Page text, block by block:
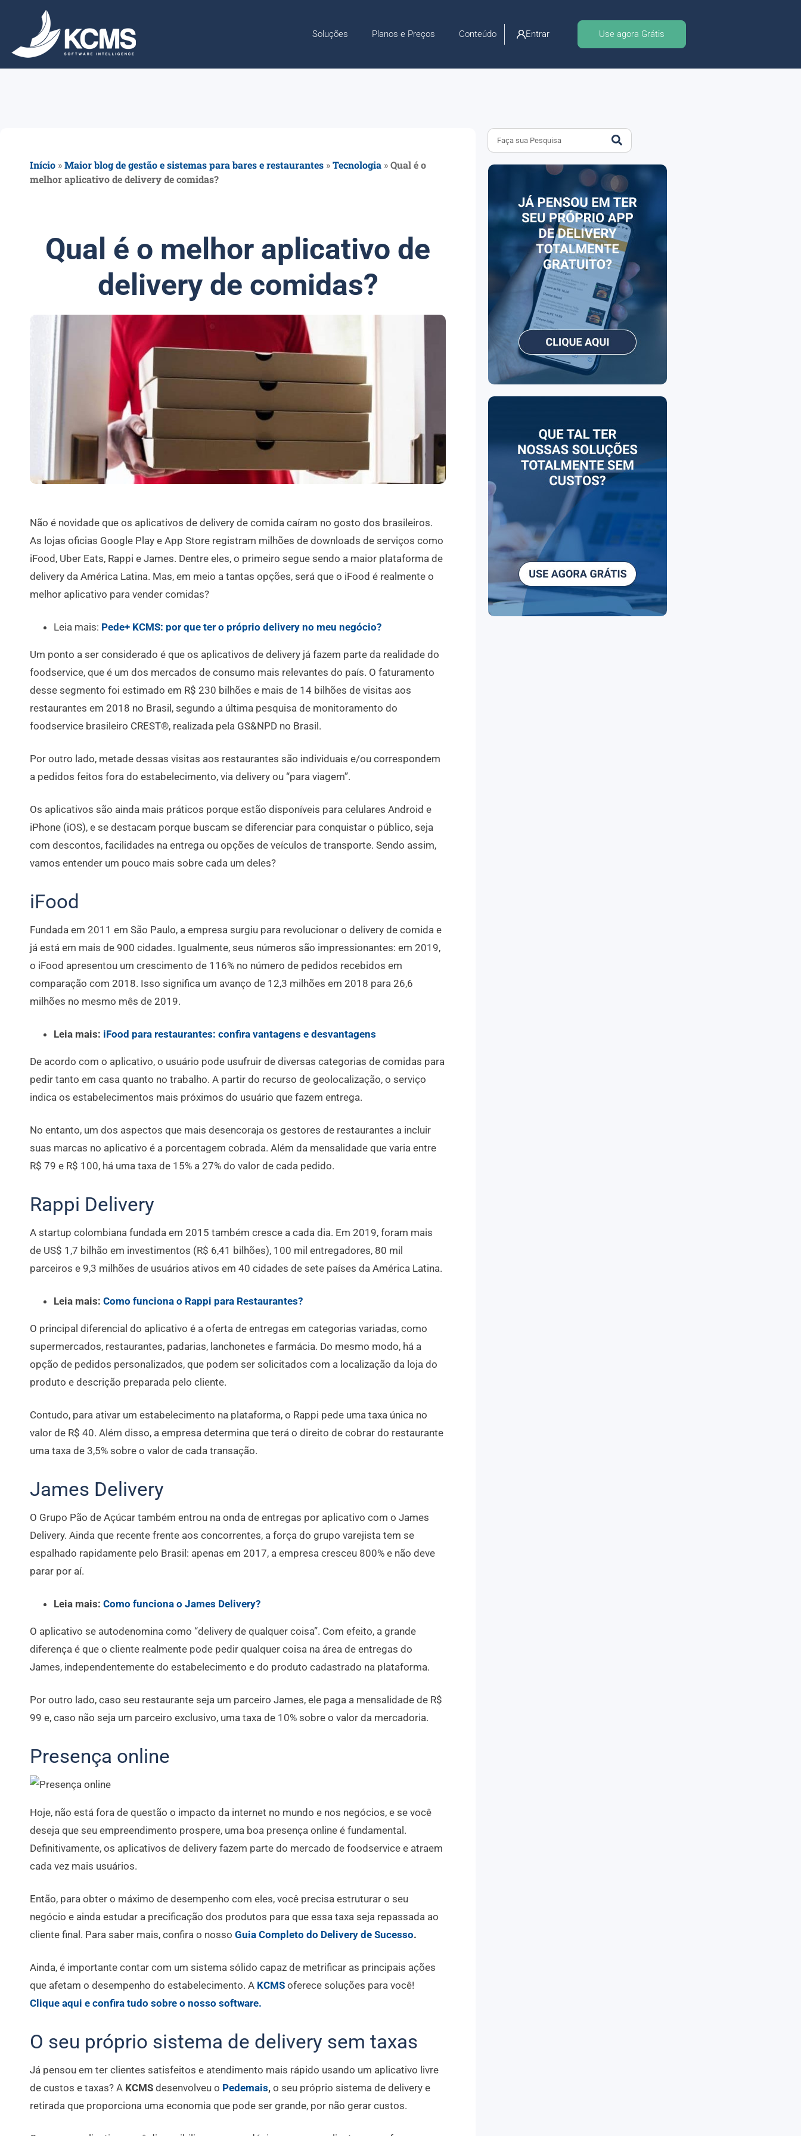
Soluções Planos e Preços Conteúdo Entrar Use agora Grátis
Início »Maior blog de gestão e sistemas para bares e restaurantes »Tecnologia »Qual é o
melhor aplicativo de delivery de comidas?
Qual é o melhor aplicativo de
delivery de comidas?
Não é novidade que os aplicativos de delivery de comida caíram no gosto dos brasileiros.
As lojas oficias Google Play e App Store registram milhões de downloads de serviços como
iFood, Uber Eats, Rappi e James. Dentre eles, o primeiro segue sendo a maior plataforma de
delivery da América Latina. Mas, em meio a tantas opções, será que o iFood é realmente o
melhor aplicativo para vender comidas?
Leia mais: Pede+ KCMS: por que ter o próprio delivery no meu negócio?
Um ponto a ser considerado é que os aplicativos de delivery já fazem parte da realidade do
foodservice, que é um dos mercados de consumo mais relevantes do país. O faturamento
desse segmento foi estimado em R$ 230 bilhões e mais de 14 bilhões de visitas aos
restaurantes em 2018 no Brasil, segundo a última pesquisa de monitoramento do
foodservice brasileiro CREST®, realizada pela GS&NPD no Brasil.
Por outro lado, metade dessas visitas aos restaurantes são individuais e/ou correspondem
a pedidos feitos fora do estabelecimento, via delivery ou “para viagem”.
Os aplicativos são ainda mais práticos porque estão disponíveis para celulares Android e
iPhone (iOS), e se destacam porque buscam se diferenciar para conquistar o público, seja
com descontos, facilidades na entrega ou opções de veículos de transporte. Sendo assim,
vamos entender um pouco mais sobre cada um deles?
iFood
Fundada em 2011 em São Paulo, a empresa surgiu para revolucionar o delivery de comida e
já está em mais de 900 cidades. Igualmente, seus números são impressionantes: em 2019,
o iFood apresentou um crescimento de 116% no número de pedidos recebidos em
comparação com 2018. Isso significa um avanço de 12,3 milhões em 2018 para 26,6
milhões no mesmo mês de 2019.
Leia mais: iFood para restaurantes: confira vantagens e desvantagens
De acordo com o aplicativo, o usuário pode usufruir de diversas categorias de comidas para
pedir tanto em casa quanto no trabalho. A partir do recurso de geolocalização, o serviço
indica os estabelecimentos mais próximos do usuário que fazem entrega.
No entanto, um dos aspectos que mais desencoraja os gestores de restaurantes a incluir
suas marcas no aplicativo é a porcentagem cobrada. Além da mensalidade que varia entre
R$ 79 e R$ 100, há uma taxa de 15% a 27% do valor de cada pedido.
Rappi Delivery
A startup colombiana fundada em 2015 também cresce a cada dia. Em 2019, foram mais
de US$ 1,7 bilhão em investimentos (R$ 6,41 bilhões), 100 mil entregadores, 80 mil
parceiros e 9,3 milhões de usuários ativos em 40 cidades de sete países da América Latina.
Leia mais: Como funciona o Rappi para Restaurantes?
O principal diferencial do aplicativo é a oferta de entregas em categorias variadas, como
supermercados, restaurantes, padarias, lanchonetes e farmácia. Do mesmo modo, há a
opção de pedidos personalizados, que podem ser solicitados com a localização da loja do
produto e descrição preparada pelo cliente.
Contudo, para ativar um estabelecimento na plataforma, o Rappi pede uma taxa única no
valor de R$ 40. Além disso, a empresa determina que terá o direito de cobrar do restaurante
uma taxa de 3,5% sobre o valor de cada transação.
James Delivery
O Grupo Pão de Açúcar também entrou na onda de entregas por aplicativo com o James
Delivery. Ainda que recente frente aos concorrentes, a força do grupo varejista tem se
espalhado rapidamente pelo Brasil: apenas em 2017, a empresa cresceu 800% e não deve
parar por aí.
Leia mais: Como funciona o James Delivery?
O aplicativo se autodenomina como “delivery de qualquer coisa”. Com efeito, a grande
diferença é que o cliente realmente pode pedir qualquer coisa na área de entregas do
James, independentemente do estabelecimento e do produto cadastrado na plataforma.
Por outro lado, caso seu restaurante seja um parceiro James, ele paga a mensalidade de R$
99 e, caso não seja um parceiro exclusivo, uma taxa de 10% sobre o valor da mercadoria.
Presença online
Hoje, não está fora de questão o impacto da internet no mundo e nos negócios, e se você
deseja que seu empreendimento prospere, uma boa presença online é fundamental.
Definitivamente, os aplicativos de delivery fazem parte do mercado de foodservice e atraem
cada vez mais usuários.
Então, para obter o máximo de desempenho com eles, você precisa estruturar o seu
negócio e ainda estudar a precificação dos produtos para que essa taxa seja repassada ao
cliente final. Para saber mais, confira o nosso Guia Completo do Delivery de Sucesso.
Ainda, é importante contar com um sistema sólido capaz de metrificar as principais ações
que afetam o desempenho do estabelecimento. A KCMS oferece soluções para você!
Clique aqui e confira tudo sobre o nosso software.
O seu próprio sistema de delivery sem taxas
Já pensou em ter clientes satisfeitos e atendimento mais rápido usando um aplicativo livre
de custos e taxas? A KCMS desenvolveu o Pedemais, o seu próprio sistema de delivery e
retirada que proporciona uma economia que pode ser grande, por não gerar custos.